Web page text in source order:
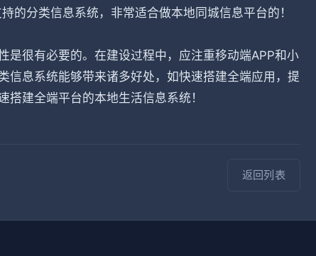
的分类信息系统，非常适合做本地同城信息平台的！
是很有必要的。在建设过程中，应注重移动端APP和小
信息系统能够带来诸多好处，如快速搭建全端应用，提
建全端平台的本地生活信息系统！
返回列表